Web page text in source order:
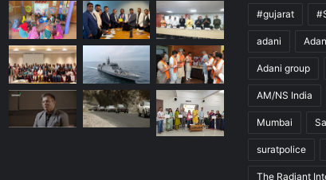
#gujarat
adani
Adani group
AM/NS India
Mumbai
suratpolice
The Radiant